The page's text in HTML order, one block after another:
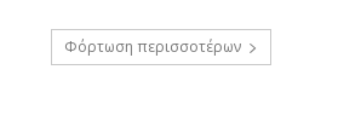
Φόρτωση περισσοτέρων